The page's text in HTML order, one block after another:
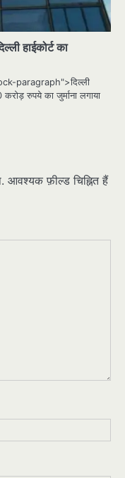
हाईकोर्ट का
paragraph">दिल्ली
रुपये का जुर्माना लगाया
आवश्यक फ़ील्ड चिह्नित हैं